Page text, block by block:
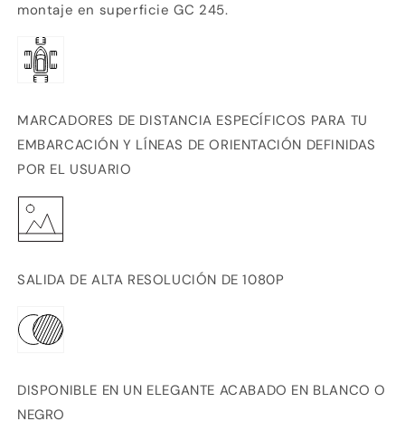
montaje en superficie GC 245.
MARCADORES DE DISTANCIA ESPECÍFICOS PARA TU
EMBARCACIÓN Y LÍNEAS DE ORIENTACIÓN DEFINIDAS
POR EL USUARIO
SALIDA DE ALTA RESOLUCIÓN DE 1080P
DISPONIBLE EN UN ELEGANTE ACABADO EN BLANCO O
NEGRO